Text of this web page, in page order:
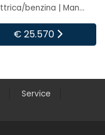
Elettrica/benzina | Manuale
€ 25.570
Service